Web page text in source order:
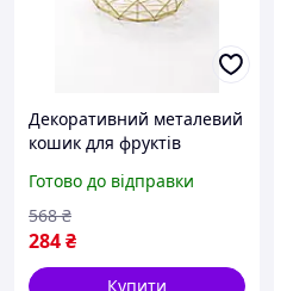
Декоративний металевий
кошик для фруктів
фруктовник із металевого
дроту для кухні bam
Готово до відправки
284₴
568 ₴
Купити